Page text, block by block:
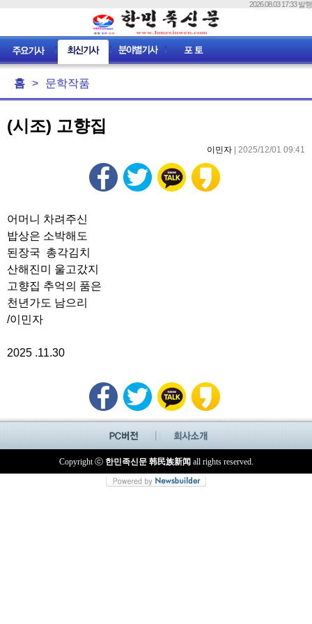
2026.08.03 17:33 발행
홈 > 문학작품
(시조) 고향집
이민자 | 2025/12/01 09:41
어머니 차려주신
밥상은 소박해도
된장국 총각김치
산해진미 울고갔지
고향집 추억의 품은
천년가도 남으리
/이민자
2025 .11.30
Copyright ⓒ 한민족신문 韩民族新闻 all rights reserved.